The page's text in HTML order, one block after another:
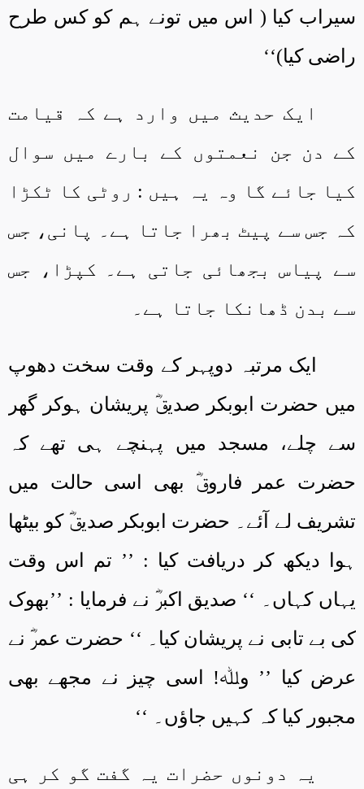
سیراب کیا ( اس میں تونے ہم کو کس طرح
راضی کیا)‘‘
ایک حدیث میں وارد ہے کہ قیامت
کے دن جن نعمتوں کے بارے میں سوال
کیا جائے گا وہ یہ ہیں : روٹی کا ٹکڑا
کہ جس سے پیٹ بھرا جاتا ہے۔ پانی، جس
سے پیاس بجھائی جاتی ہے۔ کپڑا، جس
سے بدن ڈھانکا جاتا ہے۔
ایک مرتبہ دوپہر کے وقت سخت دھوپ
میں حضرت ابوبکر صدیقؓ پریشان ہوکر گھر
سے چلے، مسجد میں پہنچے ہی تھے کہ
حضرت عمر فاروقؓ بھی اسی حالت میں
تشریف لے آئے۔ حضرت ابوبکر صدیقؓ کو بیٹھا
ہوا دیکھ کر دریافت کیا : ’’ تم اس وقت
یہاں کہاں۔ ‘‘ صدیق اکبرؓ نے فرمایا : ’’بھوک
کی بے تابی نے پریشان کیا۔ ‘‘ حضرت عمرؓ نے
عرض کیا ’’ وﷲ! اسی چیز نے مجھے بھی
مجبور کیا کہ کہیں جاؤں۔ ‘‘
یہ دونوں حضرات یہ گفت گو کر ہی